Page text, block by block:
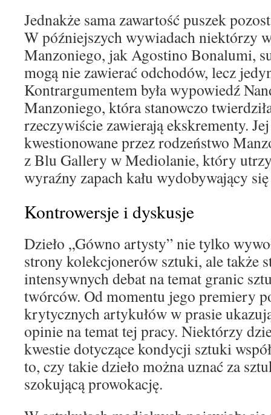
Jednakże sama zawartość puszek
W późniejszych wywiadach niektórzy
Manzoniego, jak Agostino Bonalumi,
mogą nie zawierać odchodów, lecz
Kontrargumentem była wypowiedź
Manzoniego, która stanowczo
rzeczywiście zawierają ekskrementy.
kwestionowane przez rodzeństwo
z Blu Gallery w Mediolanie, który
wyraźny zapach kału wydobywający
Kontrowersje i dyskusje
Dzieło „Gówno artysty” nie tylko
strony kolekcjonerów sztuki, ale także
intensywnych debat na temat granic
twórców. Od momentu jego premiery
krytycznych artykułów w prasie
opinie na temat tej pracy. Niektórzy
kwestie dotyczące kondycji sztuki
to, czy takie dzieło można uznać za
szokującą prowokację.